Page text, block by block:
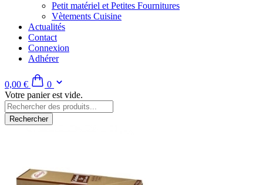
Petit matériel et Petites Fournitures
Vètements Cuisine
Actualités
Contact
Connexion
Adhérer
0,00 €
0
Votre panier est vide.
Rechercher